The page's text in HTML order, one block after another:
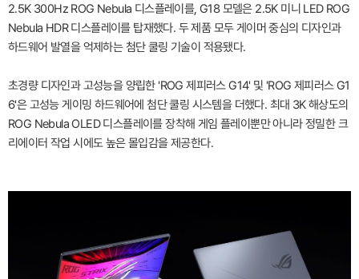
2.5K 300Hz ROG Nebula 디스플레이를, G18 모델은 2.5K 미니 LED ROG
Nebula HDR 디스플레이를 탑재했다. 두 제품 모두 게이머 중심의 디자인과
하드웨어 발열을 억제하는 첨단 쿨링 기술이 적용됐다.
초경량 디자인과 고성능을 양립한 'ROG 제피러스 G14' 및 'ROG 제피러스 G1
6'은 고성능 게이밍 하드웨어에 첨단 쿨링 시스템을 더했다. 최대 3K 해상도의
ROG Nebula OLED 디스플레이를 장착해 게임 플레이뿐만 아니라 정밀한 크
리에이터 작업 시에도 높은 몰입감을 제공한다.